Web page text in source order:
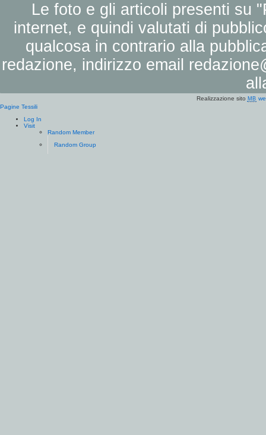
Le foto e gli articoli presenti su
internet, e quindi valutati di
qualcosa in contrario alla
redazione, indirizzo email
Realizzazione sito MB
Pagine Tessili
Log In
Visit
Random Member
Random Group